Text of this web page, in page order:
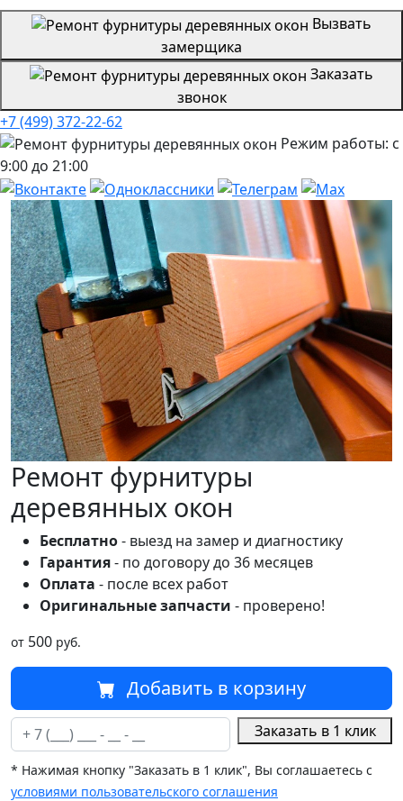
Вызвать
замерщика
Заказать
звонок
+7 (499) 372-22-62
Режим работы: с
9:00 до 21:00
Ремонт фурнитуры
деревянных окон
Бесплатно- выезд на замер и диагностику
Гарантия- по договору до 36 месяцев
Оплата - после всех работ
Оригинальные запчасти - проверено!
от 500 руб.
Добавить в корзину
Заказать в 1 клик
* Нажимая кнопку "Заказать в 1 клик", Вы соглашаетесь с
условиями пользовательского соглашения